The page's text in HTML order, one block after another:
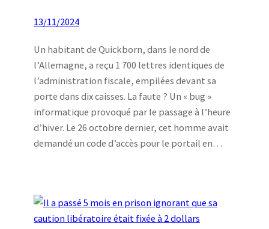
13/11/2024
Un habitant de Quickborn, dans le nord de
l’Allemagne, a reçu 1 700 lettres identiques de
l’administration fiscale, empilées devant sa
porte dans dix caisses. La faute ? Un « bug »
informatique provoqué par le passage à l’heure
d’hiver. Le 26 octobre dernier, cet homme avait
demandé un code d’accès pour le portail en…